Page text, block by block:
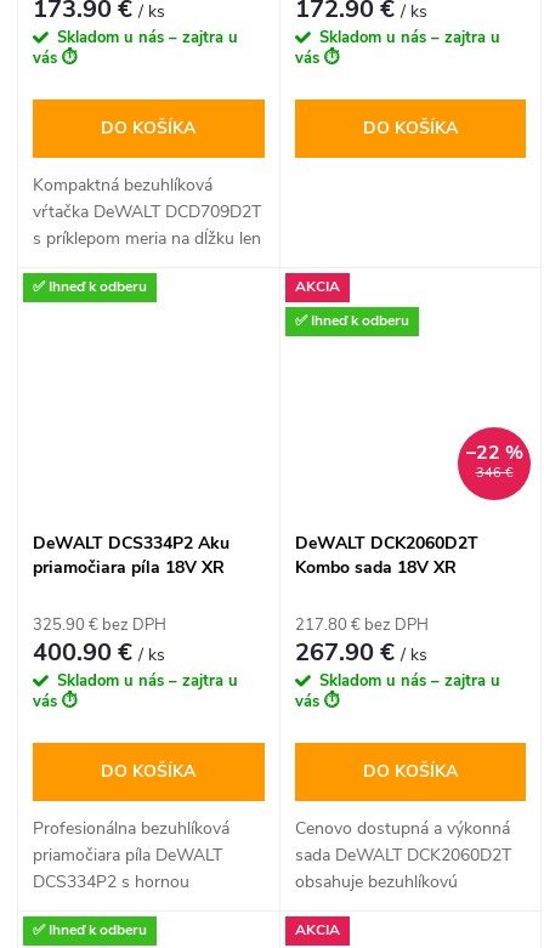
173.90 €/ ks
Skladom u nás – zajtra u
vás ⏱️
DO KOŠÍKA
Kompaktná bezuhlíková
vŕtačka DeWALT DCD709D2T
s príklepom meria na dĺžku len
ideálna pre prácu v
odolný systémový kufor Tstak
172.90 €/ ks
Skladom u nás – zajtra u
vás ⏱️
DO KOŠÍKA
✅ Ihneď k odberu
DeWALT DCS334P2 Aku
priamočiara píla 18V XR
TSTAK
325.90 € bez DPH
400.90 €/ ks
Skladom u nás – zajtra u
vás ⏱️
DO KOŠÍKA
Profesionálna bezuhlíková
priamočiara píla DeWALT
DCS334P2 s hornou
XR. Ponúka 4 stupne
AKCIA
✅ Ihneď k odberu
346 €
–22 %
DeWALT DCK2060D2T
Kombo sada 18V XR
2,0Ah batéria, kufor Tstak II
217.80 € bez DPH
267.90 €/ ks
Skladom u nás – zajtra u
vás ⏱️
DO KOŠÍKA
Cenovo dostupná a výkonná
sada DeWALT DCK2060D2T
obsahuje bezuhlíkovú
kompaktný rázový uťahovák
✅ Ihneď k odberu AKCIA